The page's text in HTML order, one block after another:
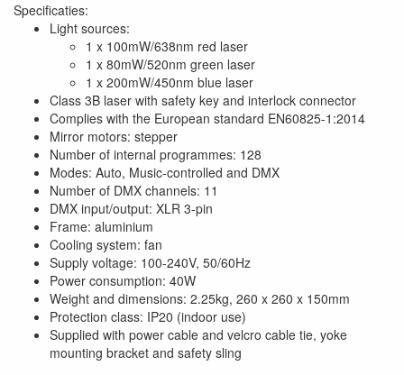
Specificaties:
Light sources:
1 x 100mW/638nm red laser
1 x 80mW/520nm green laser
1 x 200mW/450nm blue laser
Class 3B laser with safety key and interlock connector
Complies with the European standard EN60825-1:2014
Mirror motors: stepper
Number of internal programmes: 128
Modes: Auto, Music-controlled and DMX
Number of DMX channels: 11
DMX input/output: XLR 3-pin
Frame: aluminium
Cooling system: fan
Supply voltage: 100-240V, 50/60Hz
Power consumption: 40W
Weight and dimensions: 2.25kg, 260 x 260 x 150mm
Protection class: IP20 (indoor use)
Supplied with power cable and velcro cable tie, yoke
mounting bracket and safety sling